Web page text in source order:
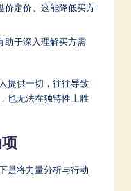
价定价。这能降低买方
助于深入理解买方需
提供一切，往往导致
也无法在独特性上胜
是将力量分析与行动